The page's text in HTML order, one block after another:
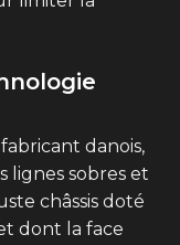
danois,
lignes sobres et
châssis doté
dont la face